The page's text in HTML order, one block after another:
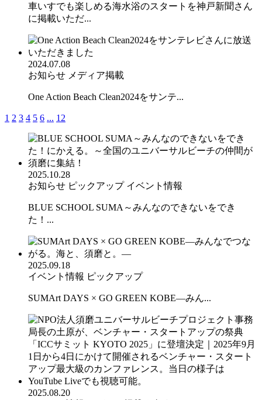
車いすでも楽しめる海水浴のスタートを神戸新聞さん
に掲載いただ...
2024.07.08
お知らせ メディア掲載
One Action Beach Clean2024をサンテ...
1 2 3 4 5 6 ... 12
2025.10.28
お知らせ ピックアップ イベント情報
BLUE SCHOOL SUMA～みんなのできないをでき
た！...
2025.09.18
イベント情報 ピックアップ
SUMArt DAYS × GO GREEN KOBE—みん...
2025.08.20